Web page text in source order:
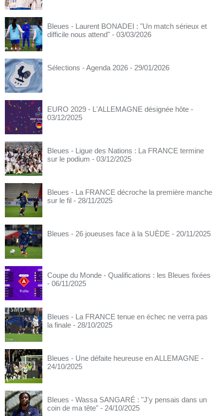
Bleues - Laurent BONADEI : "Un match sérieux et
difficile nous attend" - 03/03/2026
Sélections - Agenda 2026 - 29/01/2026
EURO 2029 - L'ALLEMAGNE désignée hôte -
03/12/2025
Bleues - Ligue des Nations : La FRANCE termine
sur le podium - 03/12/2025
Bleues - La FRANCE décroche la première manche
sur le fil - 28/11/2025
Bleues - 26 joueuses face à la SUÈDE - 20/11/2025
Coupe du Monde - Qualifications : les Bleues fixées
- 06/11/2025
Bleues - La FRANCE tenue en échec ne verra pas
la finale - 28/10/2025
Bleues - Une défaite heureuse en ALLEMAGNE -
24/10/2025
Bleues - Wassa SANGARÉ : "J'y pensais dans un
coin de ma tête" - 24/10/2025